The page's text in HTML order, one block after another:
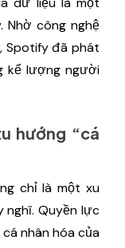
Nhờ công nghệ
Spotify đã phát
kể lượng người
hướng “cá
chỉ là một xu
nghĩ. Quyền lực
nhân hóa của